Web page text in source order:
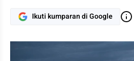
Ikuti kumparan di Google